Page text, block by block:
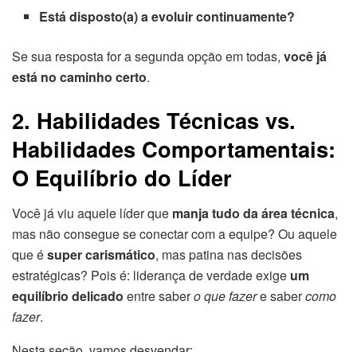
Está disposto(a) a evoluir continuamente?
Se sua resposta for a segunda opção em todas, você já
está no caminho certo.
2. Habilidades Técnicas vs.
Habilidades Comportamentais:
O Equilíbrio do Líder
Você já viu aquele líder que manja tudo da área técnica,
mas não consegue se conectar com a equipe? Ou aquele
que ésuper carismático, mas patina nas decisões
estratégicas? Pois é: liderança de verdade exige um
equilíbrio delicado entre sabero que fazere sabercomo
fazer.